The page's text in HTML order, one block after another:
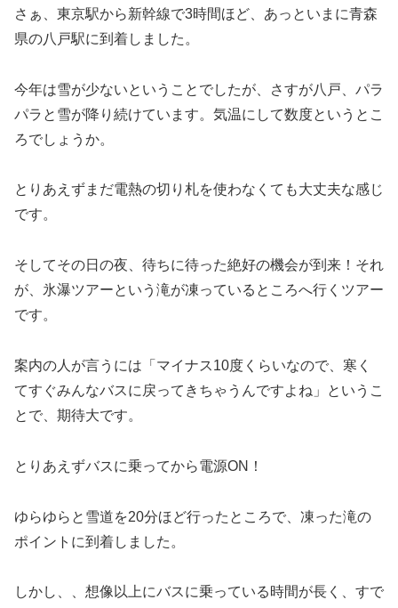
さぁ、東京駅から新幹線で3時間ほど、あっといまに青森
県の八戸駅に到着しました。
今年は雪が少ないということでしたが、さすが八戸、パラ
パラと雪が降り続けています。気温にして数度というとこ
ろでしょうか。
とりあえずまだ電熱の切り札を使わなくても大丈夫な感じ
です。
そしてその日の夜、待ちに待った絶好の機会が到来！それ
が、氷瀑ツアーという滝が凍っているところへ行くツアー
です。
案内の人が言うには「マイナス10度くらいなので、寒く
てすぐみんなバスに戻ってきちゃうんですよね」というこ
とで、期待大です。
とりあえずバスに乗ってから電源ON！
ゆらゆらと雪道を20分ほど行ったところで、凍った滝の
ポイントに到着しました。
しかし、、想像以上にバスに乗っている時間が長く、すで